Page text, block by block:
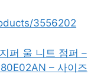
3556202
퍼 울 니트 점퍼 –
– 사이즈